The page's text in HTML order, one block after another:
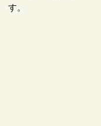
す。